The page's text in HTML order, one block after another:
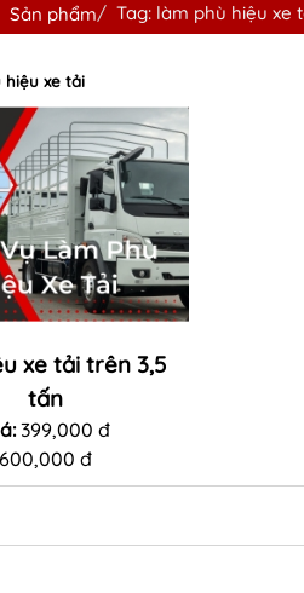
Sản phẩm Tag: làm phù hiệu xe
hiệu xe tải
xe tải trên 3,5
tấn
399,000 đ
600,000 đ